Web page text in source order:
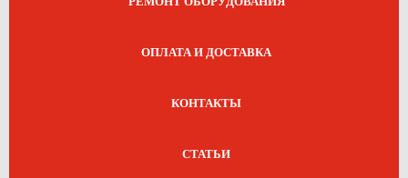
ОПЛАТА И ДОСТАВКА
КОНТАКТЫ
СТАТЬИ